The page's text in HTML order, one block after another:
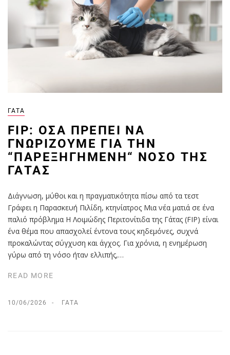
ΓΆΤΑ
FIP: ΌΣΑ ΠΡΈΠΕΙ ΝΑ
ΓΝΩΡΊΖΟΥΜΕ ΓΙΑ ΤΗΝ
“ΠΑΡΕΞΗΓΗΜΈΝΗ“ ΝΌΣΟ ΤΗΣ
ΓΆΤΑΣ
Διάγνωση, μύθοι και η πραγματικότητα πίσω από τα τεστ
Γράφει η Παρασκευή Πιλίδη, κτηνίατρος Μια νέα ματιά σε ένα
παλιό πρόβλημα Η Λοιμώδης Περιτονίτιδα της Γάτας (FIP) είναι
ένα θέμα που απασχολεί έντονα τους κηδεμόνες, συχνά
προκαλώντας σύγχυση και άγχος. Για χρόνια, η ενημέρωση
γύρω από τη νόσο ήταν ελλιπής,…
READ MORE
10/06/2026 ΓΆΤΑ